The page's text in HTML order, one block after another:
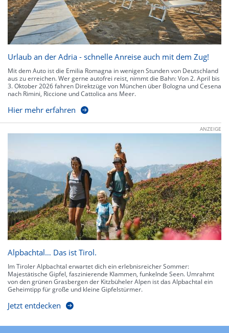
Urlaub an der Adria - schnelle Anreise auch mit dem Zug!
Mit dem Auto ist die Emilia Romagna in wenigen Stunden von Deutschland
aus zu erreichen. Wer gerne autofrei reist, nimmt die Bahn: Von 2. April bis
3. Oktober 2026 fahren Direktzüge von München über Bologna und Cesena
nach Rimini, Riccione und Cattolica ans Meer.
Hier mehr erfahren
ANZEIGE
Alpbachtal… Das ist Tirol.
Im Tiroler Alpbachtal erwartet dich ein erlebnisreicher Sommer:
Majestätische Gipfel, faszinierende Klammen, funkelnde Seen. Umrahmt
von den grünen Grasbergen der Kitzbüheler Alpen ist das Alpbachtal ein
Geheimtipp für große und kleine Gipfelstürmer.
Jetzt entdecken